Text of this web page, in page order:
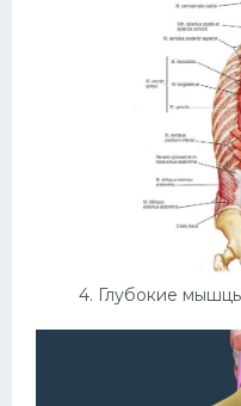
4. Глубокие